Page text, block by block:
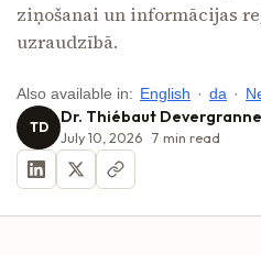
ziņošanai un informācijas
uzraudzībā.
Also available in: English · da ·
TD Dr. Thiébaut Devergranne
July 10, 2026 7 min read